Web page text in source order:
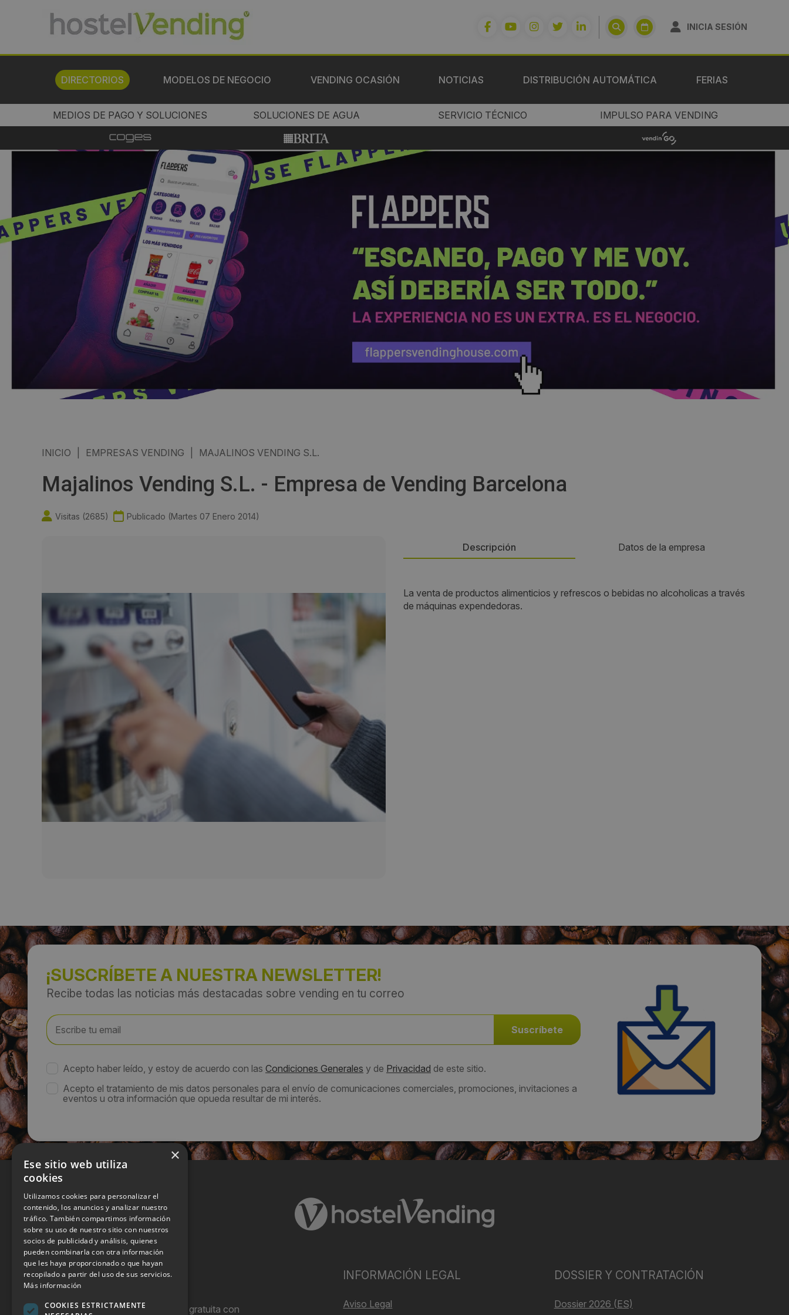
INICIA SESIÓN
DIRECTORIOS MODELOS DE NEGOCIO VENDING OCASIÓN NOTICIAS DISTRIBUCIÓN AUTOMÁTICA FERIAS
MEDIOS DE PAGO Y SOLUCIONES SOLUCIONES DE AGUA SERVICIO TÉCNICO IMPULSO PARA VENDING
INICIO EMPRESAS VENDING MAJALINOS VENDING S.L.
Majalinos Vending S.L. - Empresa de Vending Barcelona
Visitas (2685) Publicado (Martes 07 Enero 2014)
Descripción Datos de la empresa
La venta de productos alimenticios y refrescos o bebidas no alcoholicas a través
de máquinas expendedoras.
Persona de contacto:
Jose Antonio Aznar
Teléfono:
¡SUSCRÍBETE A NUESTRA NEWSLETTER!
Recibe todas las noticias más destacadas sobre vending en tu correo
Acepto haber leído, y estoy de acuerdo con las Condiciones Generales y de Privacidad de este sitio.
Acepto el tratamiento de mis datos personales para el envío de comunicaciones comerciales, promociones, invitaciones a
eventos u otra información que opueda resultar de mi interés.
Hostel Vending es una publicación gratuita con
INFORMACIÓN LEGAL
Aviso Legal
DOSSIER Y CONTRATACIÓN
Dossier 2026 (ES)
×
Ese sitio web utiliza
cookies
Utilizamos cookies para personalizar el
contenido, los anuncios y analizar nuestro
tráfico. También compartimos información
sobre su uso de nuestro sitio con nuestros
socios de publicidad y análisis, quienes
pueden combinarla con otra información
que les haya proporcionado o que hayan
recopilado a partir del uso de sus servicios.
Más información
COOKIES ESTRICTAMENTE